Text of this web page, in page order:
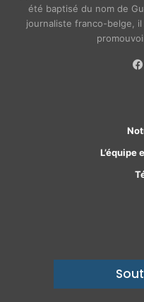
été baptisé du nom de
journaliste franco-belge,
L’équipe